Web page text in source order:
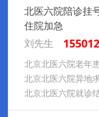
北医六院陪诊挂
住院加急
刘先生
北京北医六院老年
北京北医六院异地